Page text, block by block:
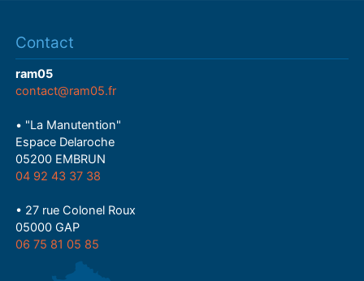
Contact
ram05
contact@ram05.fr
• "La Manutention"
Espace Delaroche
05200 EMBRUN
04 92 43 37 38
• 27 rue Colonel Roux
05000 GAP
06 75 81 05 85